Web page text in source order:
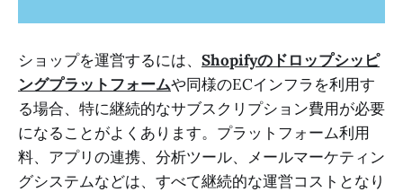
ショップを運営するには、 Shopifyのドロップシッピ
ングプラットフォームや同様のECインフラを利用す
る場合、特に継続的なサブスクリプション費用が必要
になることがよくあります。プラットフォーム利用
料、アプリの連携、分析ツール、メールマーケティン
グシステムなどは、すべて継続的な運営コストとなり